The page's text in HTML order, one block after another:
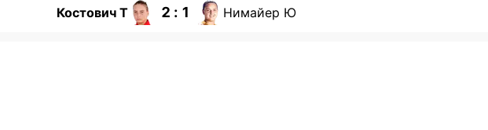
Костович Т 2 : 1 Нимайер Ю